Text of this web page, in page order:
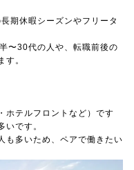
期休暇シーズンやフリータ
〜30代の人や、転職前後の
す。
ホテルフロントなど）です
いです。
も多いため、ペアで働きたい